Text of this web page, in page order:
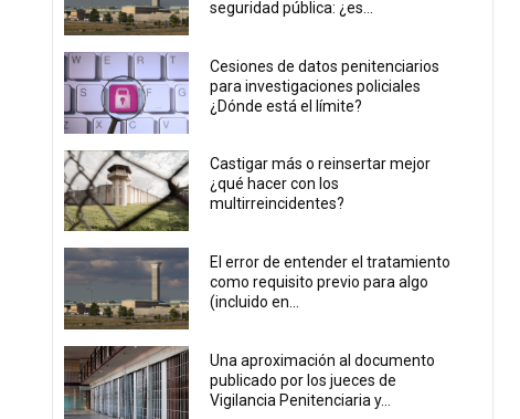
seguridad pública: ¿es...
Cesiones de datos penitenciarios
para investigaciones policiales
¿Dónde está el límite?
Castigar más o reinsertar mejor
¿qué hacer con los
multirreincidentes?
El error de entender el tratamiento
como requisito previo para algo
(incluido en...
Una aproximación al documento
publicado por los jueces de
Vigilancia Penitenciaria y...